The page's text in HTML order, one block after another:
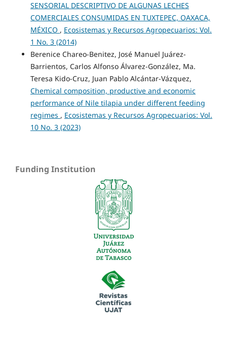
SENSORIAL DESCRIPTIVO DE ALGUNAS LECHES
COMERCIALES CONSUMIDAS EN TUXTEPEC, OAXACA,
MÉXICO , Ecosistemas y Recursos Agropecuarios: Vol.
1 No. 3 (2014)
Berenice Chareo-Benitez, José Manuel Juárez-
Barrientos, Carlos Alfonso Álvarez-González, Ma.
Teresa Kido-Cruz, Juan Pablo Alcántar-Vázquez,
Chemical composition, productive and economic
performance of Nile tilapia under different feeding
regimes , Ecosistemas y Recursos Agropecuarios: Vol.
10 No. 3 (2023)
Funding Institution